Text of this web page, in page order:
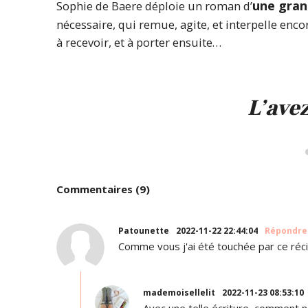
Sophie de Baere déploie un roman d’une
nécessaire, qui remue, agite, et interpelle
à recevoir, et à porter ensuite…
Commentaires (9)
Patounette 2022-11-22 22:44:04 Répondre
Comme vous j'ai été touchée par ce
mademoisellelit 2022-11-23 08:53:10